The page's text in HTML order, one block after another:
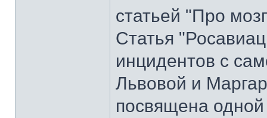
статьей "Про
Статья
инцидентов с
Львовой и
посвящена